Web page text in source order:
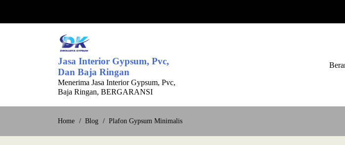
Jasa Interior Gypsum, Pvc,
Dan Baja Ringan
Menerima Jasa Interior Gypsum, Pvc,
Baja Ringan, BERGARANSI
Home Blog Plafon Gypsum Minimalis